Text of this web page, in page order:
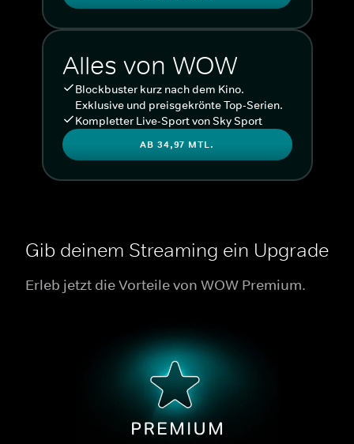
Alles von WOW
Blockbuster kurz nach dem Kino.
Exklusive und preisgekrönte Top-Serien.
Kompletter Live-Sport von Sky Sport
AB 34,97 MTL.
Gib deinem Streaming ein Upgrade
Erleb jetzt die Vorteile von WOW Premium.